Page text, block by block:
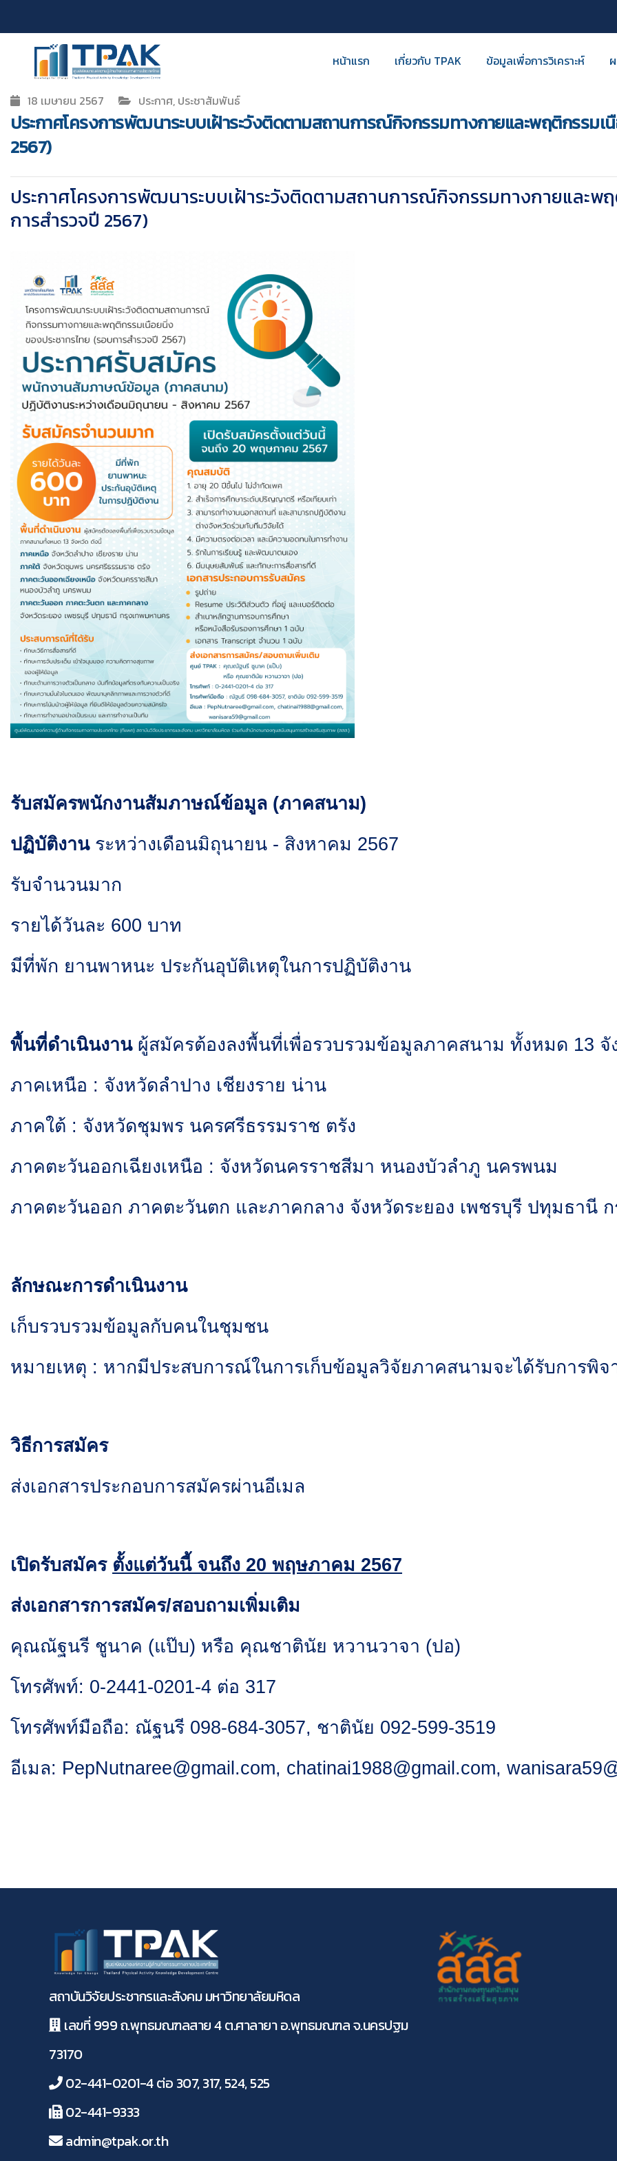
หน้าแรก เกี่ยวกับ TPAK ข้อมูลเพื่อการวิเคราะห์
18 เมษายน 2567 ประกาศ, ประชาสัมพันธ์
ประกาศโครงการพัฒนาระบบเฝ้าระวังติดตามสถานการณ์กิจกรรมทางกายและพฤติกรรมเ
2567)
ประกาศโครงการพัฒนาระบบเฝ้าระวังติดตามสถานการณ์กิจกรรมทางกายและพ
การสำรวจปี 2567)
รับสมัครพนักงานสัมภาษณ์ข้อมูล (ภาคสนาม)
ปฏิบัติงานระหว่างเดือนมิถุนายน - สิงหาคม 2567
รับจำนวนมาก
รายได้วันละ 600 บาท
มีที่พัก ยานพาหนะ ประกันอุบัติเหตุในการปฏิบัติงาน
พื้นที่ดำเนินงานผู้สมัครต้องลงพื้นที่เพื่อรวบรวมข้อมูลภาคสนาม ทั้งหมด 13 จั
ภาคเหนือ : จังหวัดลำปาง เชียงราย น่าน
ภาคใต้ : จังหวัดชุมพร นครศรีธรรมราช ตรัง
ภาคตะวันออกเฉียงเหนือ : จังหวัดนครราชสีมา หนองบัวลำภู นครพนม
ภาคตะวันออก ภาคตะวันตก และภาคกลาง จังหวัดระยอง เพชรบุรี ปทุมธานี
ลักษณะการดำเนินงาน
เก็บรวบรวมข้อมูลกับคนในชุมชน
หมายเหตุ : หากมีประสบการณ์ในการเก็บข้อมูลวิจัยภาคสนามจะได้รับการพิจ
วิธีการสมัคร
ส่งเอกสารประกอบการสมัครผ่านอีเมล
เปิดรับสมัคร ตั้งแต่วันนี้ จนถึง 20 พฤษภาคม 2567
ส่งเอกสารการสมัคร/สอบถามเพิ่มเติม
คุณณัฐนรี ชูนาค (แป๊บ) หรือ คุณชาตินัย หวานวาจา (ปอ)
โทรศัพท์: 0-2441-0201-4 ต่อ 317
โทรศัพท์มือถือ: ณัฐนรี 098-684-3057, ชาตินัย 092-599-3519
อีเมล: PepNutnaree@gmail.com, chatinai1988@gmail.com,
สถาบันวิจัยประชากรและสังคม มหาวิทยาลัยมหิดล
เลขที่ 999 ถ.พุทธมณฑลสาย 4 ต.ศาลายา อ.พุทธมณฑล จ.นครปฐม
73170
02-441-0201-4 ต่อ 307, 317, 524, 525
02-441-9333
admin@tpak.or.th